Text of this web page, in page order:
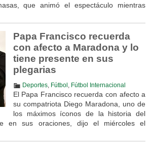
que animó el espectáculo mientras
Papa Francisco recuerda
con afecto a Maradona y lo
tiene presente en sus
plegarias
Deportes, Fútbol Fútbol Internacional
El Papa Francisco recuerda con afecto a
su compatriota Diego Maradona, uno de
los máximos íconos de la historia del
en sus oraciones, dijo el miércoles el